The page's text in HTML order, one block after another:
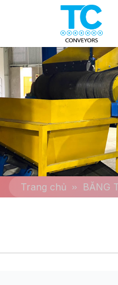
Trang chủ BĂNG